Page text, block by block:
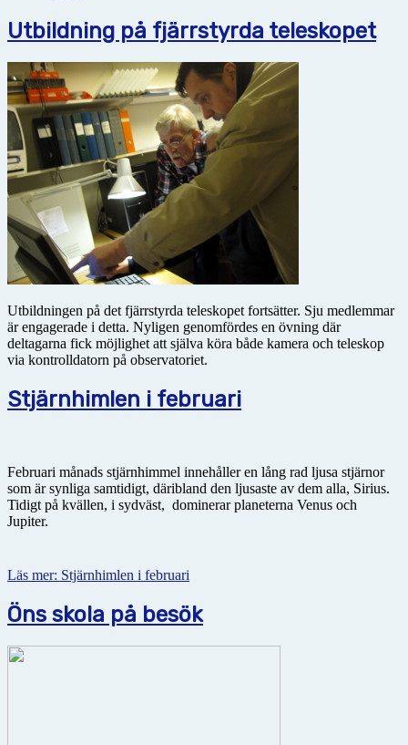
Utbildning på fjärrstyrda teleskopet
Utbildningen på det fjärrstyrda teleskopet fortsätter. Sju medlemmar
är engagerade i detta. Nyligen genomfördes en övning där
deltagarna fick möjlighet att själva köra både kamera och teleskop
via kontrolldatorn på observatoriet.
Stjärnhimlen i februari
Februari månads stjärnhimmel innehåller en lång rad ljusa stjärnor
som är synliga samtidigt, däribland den ljusaste av dem alla, Sirius.
Tidigt på kvällen, i sydväst, dominerar planeterna Venus och
Jupiter.
Läs mer: Stjärnhimlen i februari
Öns skola på besök